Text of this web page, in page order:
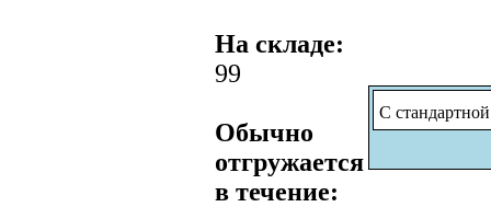
На складе:
99
Обычно
отгружается
в течение:
С